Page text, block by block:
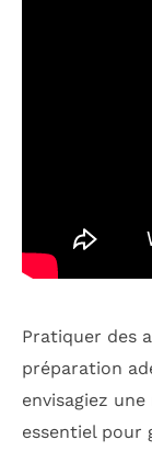
Pratiquer des
préparation
envisagiez
essentiel